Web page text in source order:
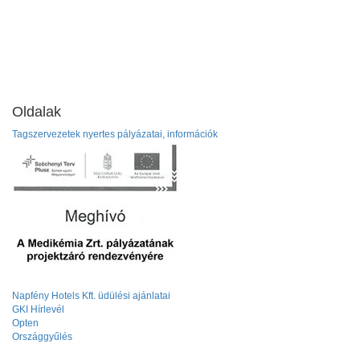
Oldalak
Tagszervezetek nyertes pályázatai, információk
Napfény Hotels Kft. üdülési ajánlatai
GKI Hírlevél
Opten
Országgyűlés